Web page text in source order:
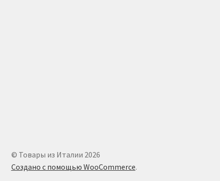
© Товары из Италии 2026
Создано с помощью WooCommerce.